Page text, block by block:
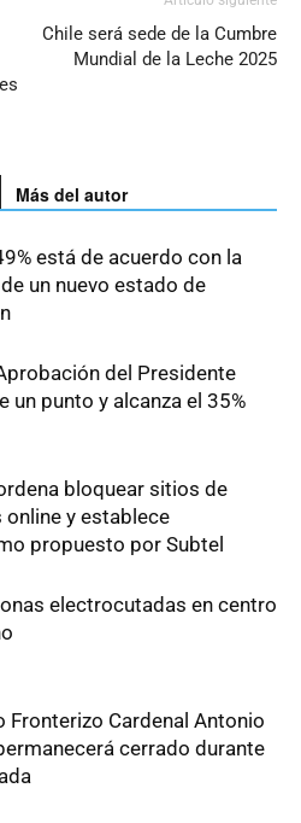
Chile será sede de la Cumbre
Mundial de la Leche 2025
Más del autor
está de acuerdo con la
un nuevo estado de
del Presidente
un punto y alcanza el 35%
bloquear sitios de
online y establece
propuesto por Subtel
electrocutadas en centro
Fronterizo Cardenal Antonio
cerrado durante